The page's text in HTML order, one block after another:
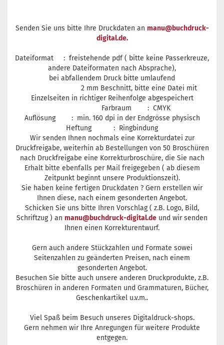
Senden Sie uns bitte Ihre Druckdaten an manu@buchdruck-
digital.de.
Dateiformat : freistehende pdf ( bitte keine Passerkreuze,
andere Dateiformaten nach Absprache),
bei abfallendem Druck bitte umlaufend
2 mm Beschnitt, bitte eine Datei mit
Einzelseiten in richtiger Reihenfolge abgespeichert
Farbraum : CMYK
Auflösung : min. 160 dpi in der Endgrösse physisch
Heftung : Ringbindung
Wir senden Ihnen nochmals eine Korrekturdatei zur
Druckfreigabe, weiterhin ab Bestellungen von 50 Broschüren
nach Druckfreigabe eine Korrekturbroschüre, die Sie nach
Erhalt bitte ebenfalls per Mail freigegeben ( ab diesem
Zeitpunkt beginnt unsere Produktionszeit).
Sie haben keine fertigen Druckdaten ? Gern erstellen wir
Ihnen diese, nach einem gesonderten Angebot.
Schicken Sie uns bitte Ihren Vorschlag ( z.B. Logo, Bild,
Schriftzug ) an manu@buchdruck-digital.de und wir senden
Ihnen einen Korrekturentwurf.
Gern auch andere Stückzahlen und Formate sowei
Seitenzahlen zu geänderten Preisen, nach einem
gesonderten Angebot.
Besuchen Sie bitte auch unsere anderen Druckprodukte, z.B.
Broschüren in anderen Formaten und Grammaturen, Bücher,
Geschenkartikel u.v.m..
Viel Spaß beim Besuch unseres Digitaldruck-shops.
Gern nehmen wir Ihre Anregungen für weitere Produkte
entgegen.